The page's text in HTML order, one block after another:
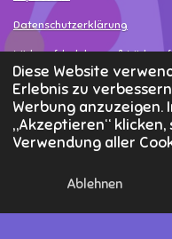
Diese Website
Erlebnis zu
Werbung anzuzeigen.
„Akzeptieren“
Verwendung aller
Ablehnen
Datenschutzerklärung
Widerrufsbelehrung &
Versand- &
Widerruf erklären
© 2025 - 2026 MamaLea